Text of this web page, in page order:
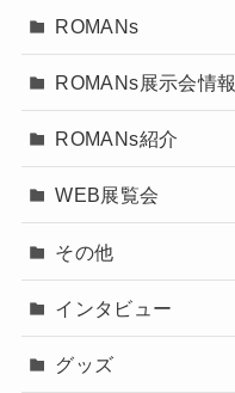
ROMANs
ROMANs展示会情報
ROMANs紹介
WEB展覧会
その他
インタビュー
グッズ